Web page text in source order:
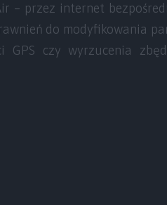
– przez internet
do modyfikowania
GPS czy wyrzucenia